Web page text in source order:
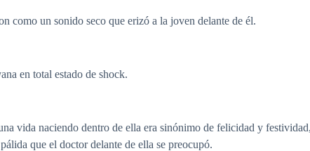
como un sonido seco que erizó a la joven delante de él.
en total estado de shock.
vida naciendo dentro de ella era sinónimo de felicidad y
que el doctor delante de ella se preocupó.